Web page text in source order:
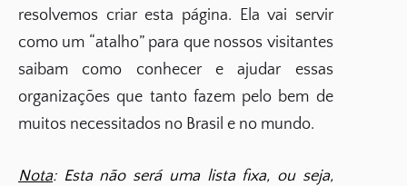
resolvemos criar esta página. Ela vai servir
como um “atalho” para que nossos visitantes
saibam como conhecer e ajudar essas
organizações que tanto fazem pelo bem de
muitos necessitados no Brasil e no mundo.
Nota: Esta não será uma lista fixa, ou seja,